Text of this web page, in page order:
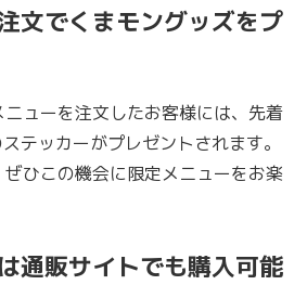
文でくまモングッズをプ
ューを注文したお客様には、先着
テッカーがプレゼントされます。
ひこの機会に限定メニューをお楽
通販サイトでも購入可能